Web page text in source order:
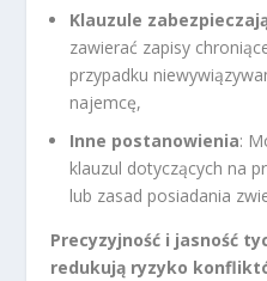
Klauzule
zawierać zapisy
przypadku
najemcę,
Inne postanowienia:
klauzul dotyczących na
lub zasad posiadania
Precyzyjność i jasność
redukują ryzyko